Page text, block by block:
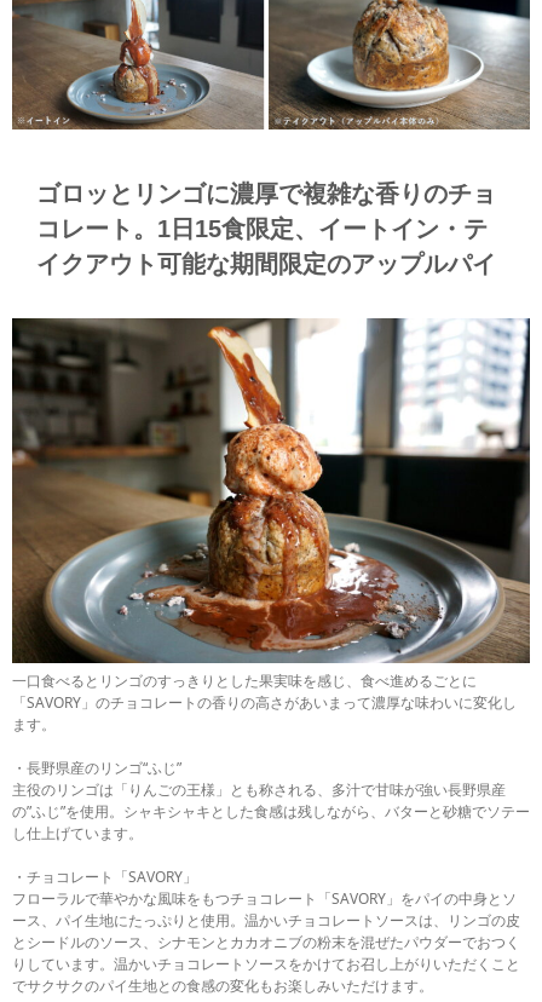
ゴロッとリンゴに濃厚で複雑な香りのチョ
コレート。1日15食限定、イートイン・テ
イクアウト可能な期間限定のアップルパイ
一口食べるとリンゴのすっきりとした果実味を感じ、食べ進めるごとに
「SAVORY」のチョコレートの香りの高さがあいまって濃厚な味わいに変化し
ます。
・長野県産のリンゴ“ふじ”
主役のリンゴは「りんごの王様」とも称される、多汁で甘味が強い長野県産
の”ふじ”を使用。シャキシャキとした食感は残しながら、バターと砂糖でソテー
し仕上げています。
・チョコレート「SAVORY」
フローラルで華やかな風味をもつチョコレート「SAVORY」をパイの中身とソ
ース、パイ生地にたっぷりと使用。温かいチョコレートソースは、リンゴの皮
とシードルのソース、シナモンとカカオニブの粉末を混ぜたパウダーでおつく
りしています。温かいチョコレートソースをかけてお召し上がりいただくこと
でサクサクのパイ生地との食感の変化もお楽しみいただけます。